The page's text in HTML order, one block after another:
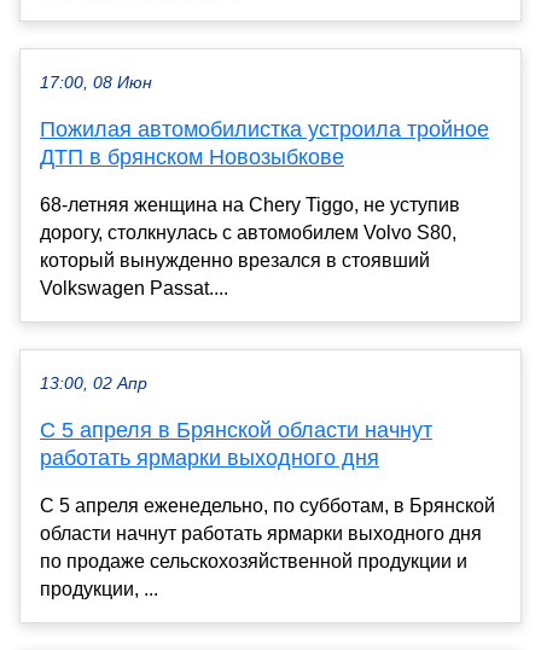
17:00, 08 Июн
Пожилая автомобилистка устроила тройное
ДТП в брянском Новозыбкове
68-летняя женщина на Chery Tiggo, не уступив
дорогу, столкнулась с автомобилем Volvo S80,
который вынужденно врезался в стоявший
Volkswagen Passat....
13:00, 02 Апр
С 5 апреля в Брянской области начнут
работать ярмарки выходного дня
С 5 апреля еженедельно, по субботам, в Брянской
области начнут работать ярмарки выходного дня
по продаже сельскохозяйственной продукции и
продукции, ...